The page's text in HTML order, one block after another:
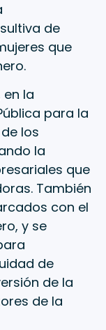
de
que
la
para la
los
la
que
También
con el
y se
de
de la
de la